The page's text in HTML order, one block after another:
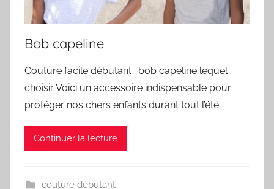
Bob capeline
Couture facile débutant : bob capeline lequel
choisir Voici un accessoire indispensable pour
protéger nos chers enfants durant tout l’été.
Continuer la lecture
couture débutant